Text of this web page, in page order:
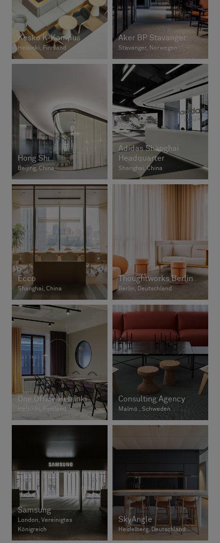
Kesko K-Kampus
Helsinki, Finnland
Aker BP Stavanger
Stavanger, Norwegen
Hong Shi
Beijing, China
Adidas Shanghai
Headquarter
Shanghai, China
Ecco
Shanghai, China
Thoughtworks Berlin
Berlin, Deutschland
One Office Helsinki
Helsinki, Finnland
Consulting Agency
Malmö , Schweden
Samsung
London, Vereinigtes
Königreich
SkyAngle
Heidelberg, Deutschland